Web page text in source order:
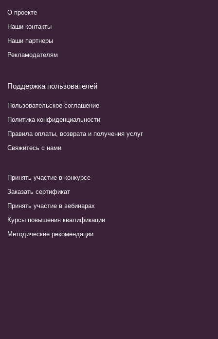
О проекте
Наши контакты
Наши партнеры
Рекламодателям
Поддержка пользователей
Пользовательское соглашение
Политика конфиденциальности
Правила оплаты, возврата и получения услуг
Свяжитесь с нами
Принять участие в конкурсе
Заказать сертификат
Принять участие в вебинарах
Курсы повышения квалификации
Методические рекомендации